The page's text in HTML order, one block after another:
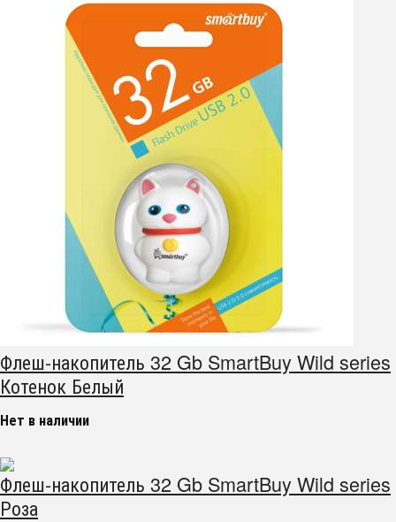
Флеш-накопитель 32 Gb SmartBuy Wild series
Котенок Белый
Нет в наличии
Флеш-накопитель 32 Gb SmartBuy Wild series
Роза